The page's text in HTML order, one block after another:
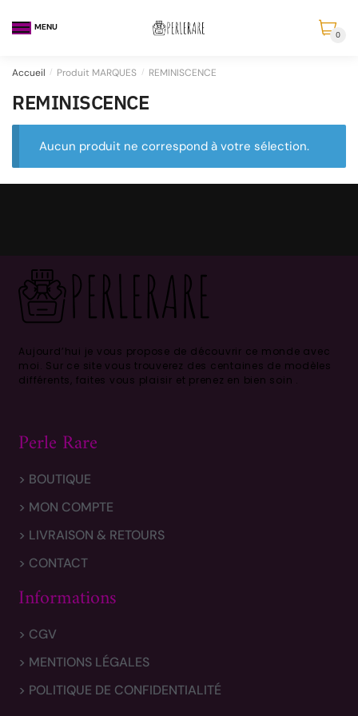
MENU
0
Accueil / Produit MARQUES / REMINISCENCE
REMINISCENCE
Aucun produit ne correspond à votre sélection.
Aujourd’hui je vous propose de découvrir ce monde avec
moi. Sur ce site vous trouverez des centaines de modèles
différents, faites vous plaisir et prenez en bien soin .
Perle Rare
> BOUTIQUE
> MON COMPTE
> LIVRAISON & RETOURS
> CONTACT
Informations
> CGV
> MENTIONS LÉGALES
> POLITIQUE DE CONFIDENTIALITÉ